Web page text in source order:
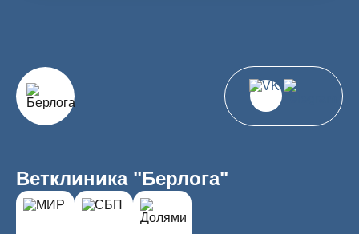
Ветклиника "Берлога"